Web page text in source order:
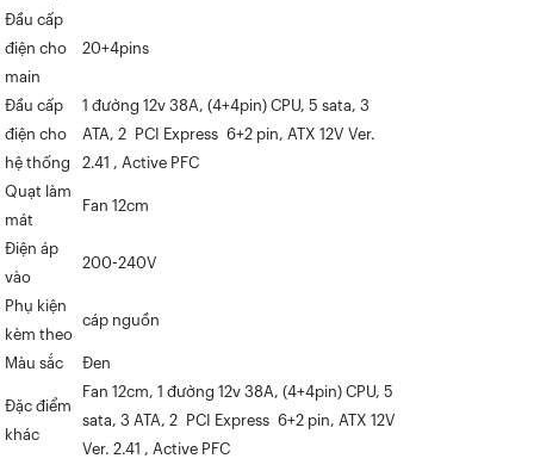
Đầu cấp
điện cho
main
20+4pins
Đầu cấp
điện cho
hệ thống
1 đường 12v 38A, (4+4pin) CPU, 5 sata, 3
ATA, 2 PCI Express 6+2 pin, ATX 12V Ver.
2.41 , Active PFC
Quạt làm
mát
Fan 12cm
Điện áp
vào
200-240V
Phụ kiện
kèm theo
cáp nguồn
Màu sắc Đen
Đặc điểm
khác
Fan 12cm, 1 đường 12v 38A, (4+4pin) CPU, 5
sata, 3 ATA, 2 PCI Express 6+2 pin, ATX 12V
Ver. 2.41 , Active PFC